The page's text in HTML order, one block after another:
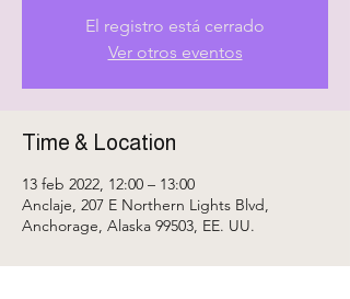
El registro está cerrado
Ver otros eventos
Time & Location
13 feb 2022, 12:00 – 13:00
Anclaje, 207 E Northern Lights Blvd,
Anchorage, Alaska 99503, EE. UU.